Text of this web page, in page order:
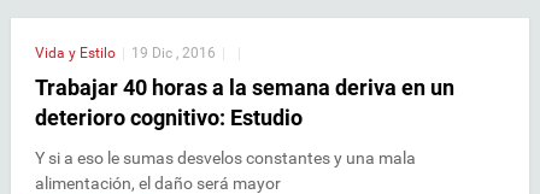
Vida y Estilo 19 Dic , 2016
Trabajar 40 horas a la semana deriva en un
deterioro cognitivo: Estudio
Y si a eso le sumas desvelos constantes y una mala
alimentación, el daño será mayor